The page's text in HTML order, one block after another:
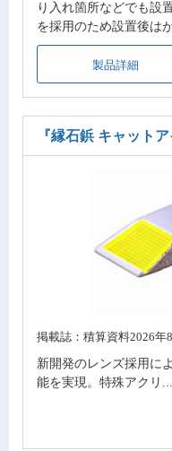
り入れ箇所などでも設
を採用のため設置後は
製品詳細
『縁石鋲 キャットア
掲載誌：積算資料2026年
新開発のレンズ採用に
能を実現。特殊アクリ...